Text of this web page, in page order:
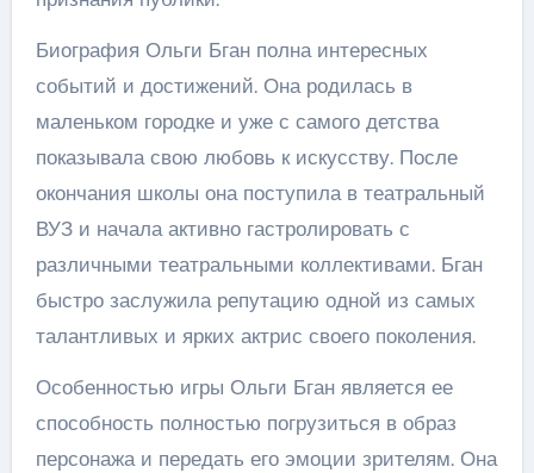
Биография Ольги Бган полна интересных
событий и достижений. Она родилась в
маленьком городке и уже с самого детства
показывала свою любовь к искусству. После
окончания школы она поступила в театральный
ВУЗ и начала активно гастролировать с
различными театральными коллективами. Бган
быстро заслужила репутацию одной из самых
талантливых и ярких актрис своего поколения.
Особенностью игры Ольги Бган является ее
способность полностью погрузиться в образ
персонажа и передать его эмоции зрителям. Она